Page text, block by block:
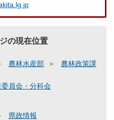
の現在位置
農林水産部
農林政策課
員会・分科会
県政情報